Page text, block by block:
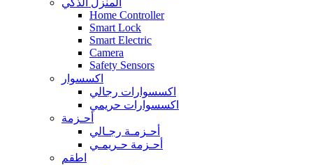
Home Controller
Smart Lock
Smart Electric
Camera
Safety Sensors
اكسسوار
اكسسوارات رجالي
اكسسوارات حريمي
أحـزمة
أحـزمـة رجـالي
أحـزمة حـريمـي
اطقم